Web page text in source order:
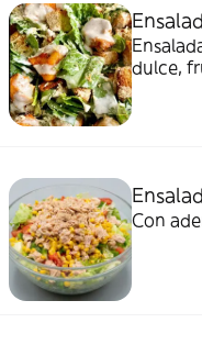
dulce,
Con